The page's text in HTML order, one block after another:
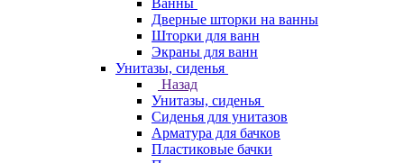
Ванны
Дверные шторки на ванны
Шторки для ванн
Экраны для ванн
Унитазы, сиденья
Назад
Унитазы, сиденья
Сиденья для унитазов
Арматура для бачков
Пластиковые бачки